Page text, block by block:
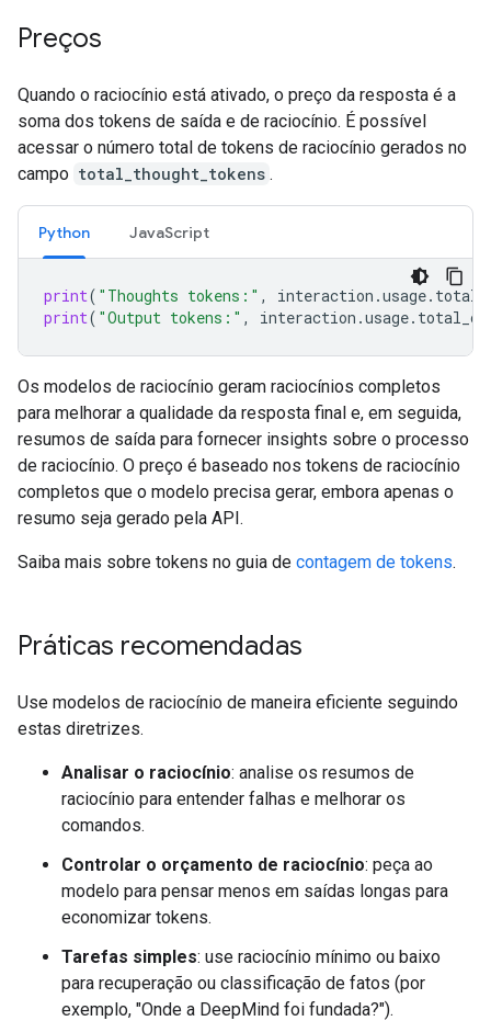
Preços
Quando o raciocínio está ativado, o preço da resposta é a
soma dos tokens de saída e de raciocínio. É possível
acessar o número total de tokens de raciocínio gerados no
campo total_thought_tokens .
Python JavaScript
print( "Thoughts tokens:" , interaction .usage.
print( "Output tokens:" , interaction .usage.
Os modelos de raciocínio geram raciocínios completos
para melhorar a qualidade da resposta final e, em seguida,
resumos de saída para fornecer insights sobre o processo
de raciocínio. O preço é baseado nos tokens de raciocínio
completos que o modelo precisa gerar, embora apenas o
resumo seja gerado pela API.
Saiba mais sobre tokens no guia de contagem de tokens.
Práticas recomendadas
Use modelos de raciocínio de maneira eficiente seguindo
estas diretrizes.
Analisar o raciocínio: analise os resumos de
raciocínio para entender falhas e melhorar os
comandos.
Controlar o orçamento de raciocínio: peça ao
modelo para pensar menos em saídas longas para
economizar tokens.
Tarefas simples: use raciocínio mínimo ou baixo
para recuperação ou classificação de fatos (por
exemplo, "Onde a DeepMind foi fundada?").